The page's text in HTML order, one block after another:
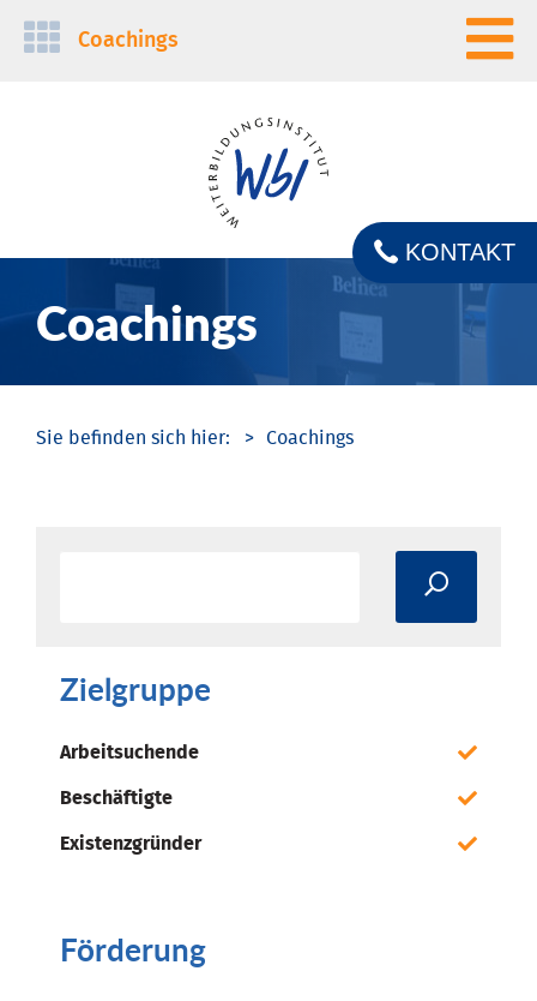
Navigation
Coachings
Coachings
KONTAKT
Coachings
Zielgruppe
Arbeitsuchende
Beschäftigte
Existenzgründer
Förderung